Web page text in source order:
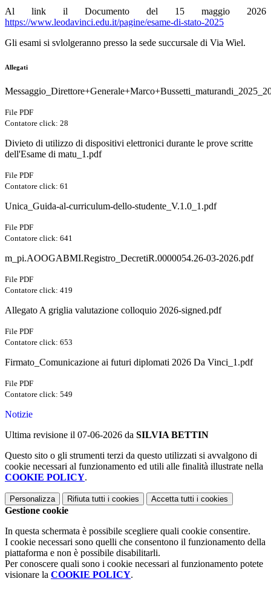
Al link il Documento del 15 maggio 2026
https://www.leodavinci.edu.it/pagine/esame-di-stato-2025
Gli esami si svlolgeranno presso la sede succursale di Via Wiel.
Allegati
File PDF
Contatore click: 28
Divieto di utilizzo di dispositivi elettronici durante le prove scritte
dell'Esame di matu_1.pdf
File PDF
Contatore click: 61
Unica_Guida-al-curriculum-dello-studente_V.1.0_1.pdf
File PDF
Contatore click: 641
m_pi.AOOGABMI.Registro_DecretiR.0000054.26-03-2026.pdf
File PDF
Contatore click: 419
Allegato A griglia valutazione colloquio 2026-signed.pdf
File PDF
Contatore click: 653
Firmato_Comunicazione ai futuri diplomati 2026 Da Vinci_1.pdf
File PDF
Contatore click: 549
Notizie
Ultima revisione il 07-06-2026 da SILVIA BETTIN
Questo sito o gli strumenti terzi da questo utilizzati si avvalgono di
cookie necessari al funzionamento ed utili alle finalità illustrate nella
COOKIE POLICY.
Personalizza Rifiuta tutti i cookies Accetta tutti i cookies
Gestione cookie
In questa schermata è possibile scegliere quali cookie consentire.
I cookie necessari sono quelli che consentono il funzionamento della
piattaforma e non è possibile disabilitarli.
Per conoscere quali sono i cookie necessari al funzionamento potete
visionare la COOKIE POLICY.